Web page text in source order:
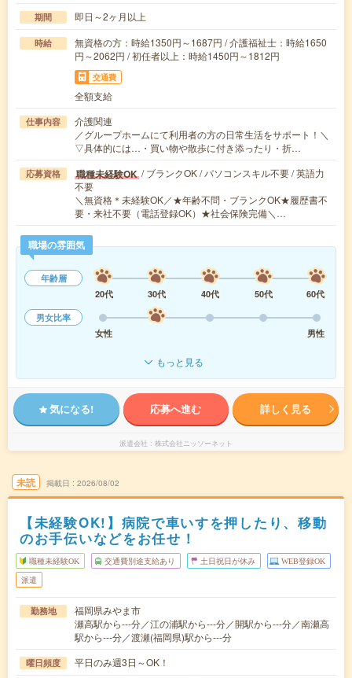
期間 即日～2ヶ月以上
時給
無資格の方：時給1350円～1687円 / 介護福祉士：時給1650
円～2062円 / 初任者以上：時給1450円～1812円
交通費
全額支給
仕事内容
介護関連
／グループホームにて利用者の方の日常生活をサポート！＼
▽具体的には…・買い物や散歩に付き添ったり・折…
応募資格 職種未経験OK / ブランクOK / パソコンスキル不要 / 英語力
不要
＼無資格＊未経験OK／★年齢不問・ブランクOK★履歴書不
要・来社不要（電話登録OK）★社会保険完備＼…
職場の雰囲気
年齢層
20代
30代 40代 50代
60代
男女比率
女性
男性
もっと見る
気になる! 応募へ進む 詳しく見る
派遣会社 株式会社ニッソーネット
未読 掲載日 2026/08/02
【未経験OK!】病院で車いすを押したり、移動
のお手伝いなどをお任せ！
職種未経験OK 交通費別途支給あり 土日祝日が休み WEB登録OK
派遣
勤務地
福岡県みやま市
瀬高駅から---分／江の浦駅から---分／開駅から---分／南瀬高
駅から---分／渡瀬(福岡県)駅から---分
曜日頻度 平日のみ週3日～OK！